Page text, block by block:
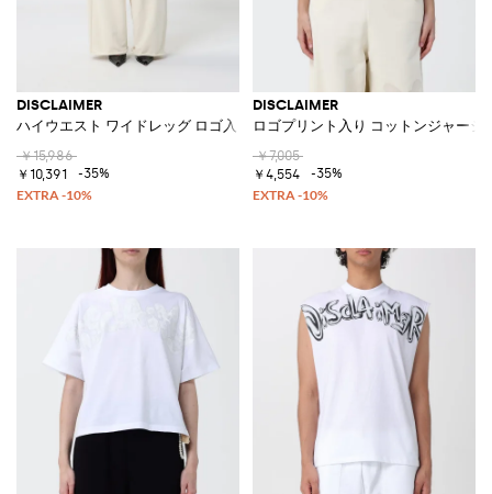
DISCLAIMER
ハイウエスト ワイドレッグ ロゴ入り コットン ジョギングトラウザーズ
￥15,986
￥10,391
-35%
DISCLAIMER
ロゴプリント入り コットンジャー
￥7,005
￥4,554
-35%